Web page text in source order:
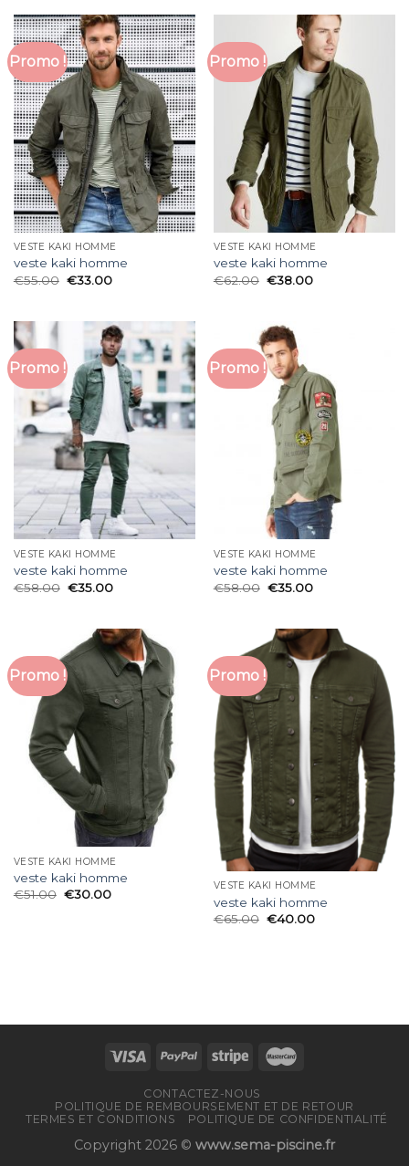
Promo !
VESTE KAKI HOMME
veste kaki homme
€55.00 €33.00
Promo !
VESTE KAKI HOMME
veste kaki homme
€62.00 €38.00
Promo !
VESTE KAKI HOMME
veste kaki homme
€58.00 €35.00
Promo !
VESTE KAKI HOMME
veste kaki homme
€58.00 €35.00
Promo !
VESTE KAKI HOMME
veste kaki homme
€51.00 €30.00
Promo !
VESTE KAKI HOMME
veste kaki homme
€65.00 €40.00
CONTACTEZ-NOUS
POLITIQUE DE REMBOURSEMENT ET DE RETOUR
TERMES ET CONDITIONS
POLITIQUE DE CONFIDENTIALITÉ
Copyright 2026 © www.sema-piscine.fr